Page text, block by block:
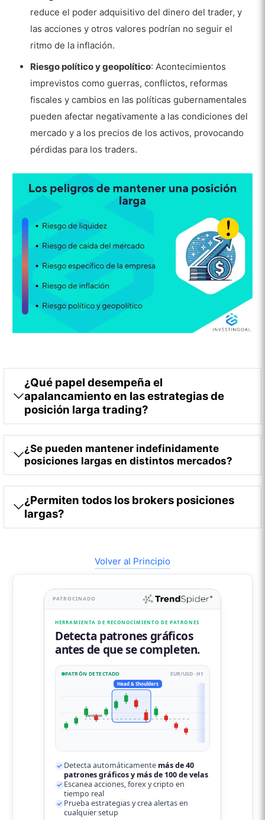
reduce el poder adquisitivo del dinero del trader, y
las acciones y otros valores podrían no seguir el
ritmo de la inflación.
Riesgo político y geopolítico: Acontecimientos
imprevistos como guerras, conflictos, reformas
fiscales y cambios en las políticas gubernamentales
pueden afectar negativamente a las condiciones del
mercado y a los precios de los activos, provocando
pérdidas para los traders.
¿Qué papel desempeña el
apalancamiento en las estrategias de
posición larga trading?
¿Se pueden mantener indefinidamente
posiciones largas en distintos mercados?
¿Permiten todos los brokers posiciones
largas?
Volver al Principio
PATROCINADO
HERRAMIENTA DE RECONOCIMIENTO DE PATRONES
Detecta patrones gráficos
antes de que se completen.
PATRÓN DETECTADO EUR/USD · H1
neckline
Head & Shoulders
Detecta automáticamente más de 40
patrones gráficos y más de 100 de velas
Escanea acciones, forex y cripto en
tiempo real
Prueba estrategias y crea alertas en
cualquier setup